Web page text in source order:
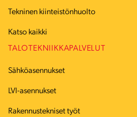
Tekninen kiinteistönhuolto
Katso kaikki
TALOTEKNIIKKAPALVELUT
Sähköasennukset
LVI-asennukset
Rakennustekniset työt